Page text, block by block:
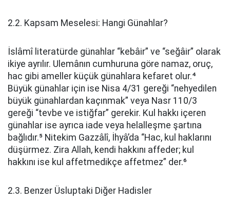
2.2. Kapsam Meselesi: Hangi Günahlar?
İslâmî literatürde günahlar “kebâir” ve “seğâir” olarak
ikiye ayrılır. Ulemânın cumhuruna göre namaz, oruç,
hac gibi ameller küçük günahlara kefaret olur.⁴
Büyük günahlar için ise Nisa 4/31 gereği “nehyedilen
büyük günahlardan kaçınmak” veya Nasr 110/3
gereği “tevbe ve istiğfar” gerekir. Kul hakkı içeren
günahlar ise ayrıca iade veya helalleşme şartına
bağlıdır.⁵ Nitekim Gazzâlî, İhyâ’da “Hac, kul haklarını
düşürmez. Zira Allah, kendi hakkını affeder; kul
hakkını ise kul affetmedikçe affetmez” der.⁶
2.3. Benzer Üsluptaki Diğer Hadisler